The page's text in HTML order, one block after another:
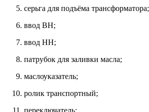
серьга для подъёма трансформатора;
ввод ВН;
ввод НН;
патрубок для заливки масла;
маслоуказатель;
ролик транспортный;